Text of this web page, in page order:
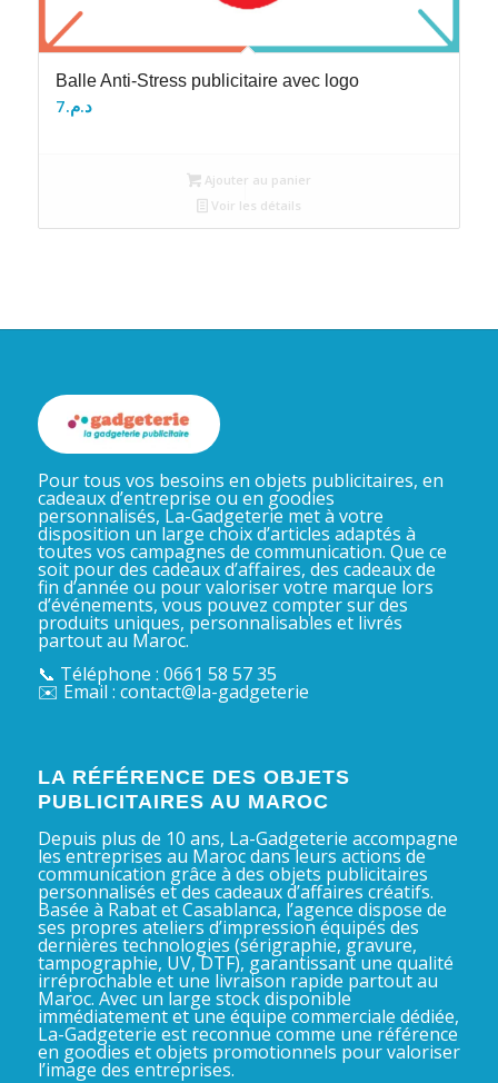
Balle Anti-Stress publicitaire avec logo
د.م.7
Ajouter au panier
Voir les détails
Pour tous vos besoins en objets publicitaires, en
cadeaux d’entreprise ou en goodies
personnalisés, La-Gadgeterie met à votre
disposition un large choix d’articles adaptés à
toutes vos campagnes de communication. Que ce
soit pour des cadeaux d’affaires, des cadeaux de
fin d’année ou pour valoriser votre marque lors
d’événements, vous pouvez compter sur des
produits uniques, personnalisables et livrés
partout au Maroc.
📞 Téléphone : 0661 58 57 35
✉️ Email : contact@la-gadgeterie
LA RÉFÉRENCE DES OBJETS
PUBLICITAIRES AU MAROC
Depuis plus de 10 ans, La-Gadgeterie accompagne
les entreprises au Maroc dans leurs actions de
communication grâce à des objets publicitaires
personnalisés et des cadeaux d’affaires créatifs.
Basée à Rabat et Casablanca, l’agence dispose de
ses propres ateliers d’impression équipés des
dernières technologies (sérigraphie, gravure,
tampographie, UV, DTF), garantissant une qualité
irréprochable et une livraison rapide partout au
Maroc. Avec un large stock disponible
immédiatement et une équipe commerciale dédiée,
La-Gadgeterie est reconnue comme une référence
en goodies et objets promotionnels pour valoriser
l’image des entreprises.